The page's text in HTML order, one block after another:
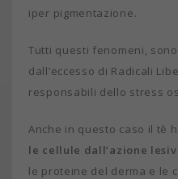
iper pigmentazione.
Tutti questi fenomeni,
dall’eccesso di Radicali
responsabili dello stress
Anche in questo caso il tè
le cellule dall’azione
le proteine del derma e le